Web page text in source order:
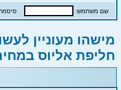
שם משתמש:
מישהו מעוניין
חליפת אליוס